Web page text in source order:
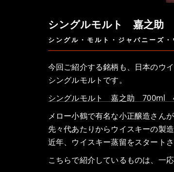
シングルモルト 嘉之助
シングル・モルト・ジャパニーズ
今回ご紹介する銘柄も、日本のウイ
シングルモルトです。
シングルモルト 嘉之助 700ml
メロー小鶴で有名な小正醸造さんが
先々代あたりからウイスキーの製
近年、ウイスキー蒸留をスタートさ
こちらで紹介しているものは、一